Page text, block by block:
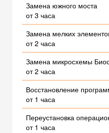
Замена южного моста
от 3 часа
Замена мелких
от 2 часа
Замена микросхемы
от 2 часа
Восстановление
от 1 часа
Переустановка
от 1 часа